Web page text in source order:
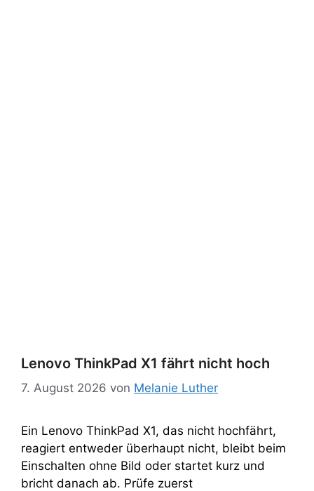
Lenovo ThinkPad X1 fährt nicht hoch
7. August 2026 von Melanie Luther
Ein Lenovo ThinkPad X1, das nicht hochfährt,
reagiert entweder überhaupt nicht, bleibt beim
Einschalten ohne Bild oder startet kurz und
bricht danach ab. Prüfe zuerst